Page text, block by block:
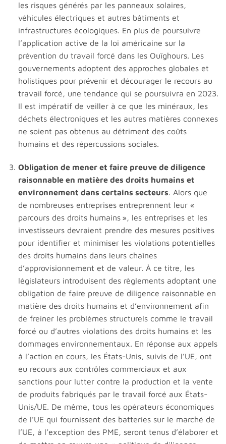
les risques générés par les panneaux solaires,
véhicules électriques et autres bâtiments et
infrastructures écologiques. En plus de poursuivre
l’application active de la loi américaine sur la
prévention du travail forcé dans les Ouïghours. Les
gouvernements adoptent des approches globales et
holistiques pour prévenir et décourager le recours au
travail forcé, une tendance qui se poursuivra en 2023.
Il est impératif de veiller à ce que les minéraux, les
déchets électroniques et les autres matières connexes
ne soient pas obtenus au détriment des coûts
humains et des répercussions sociales.
Obligation de mener et faire preuve de diligence
raisonnable en matière des droits humains et
environnement dans certains secteurs. Alors que
de nombreuses entreprises entreprennent leur «
parcours des droits humains », les entreprises et les
investisseurs devraient prendre des mesures positives
pour identifier et minimiser les violations potentielles
des droits humains dans leurs chaînes
d’approvisionnement et de valeur. À ce titre, les
législateurs introduisent des règlements adoptant une
obligation de faire preuve de diligence raisonnable en
matière des droits humains et d’environnement afin
de freiner les problèmes structurels comme le travail
forcé ou d’autres violations des droits humains et les
dommages environnementaux. En réponse aux appels
à l’action en cours, les États-Unis, suivis de l’UE, ont
eu recours aux contrôles commerciaux et aux
sanctions pour lutter contre la production et la vente
de produits fabriqués par le travail forcé aux États-
Unis/UE. De même, tous les opérateurs économiques
de l’UE qui fournissent des batteries sur le marché de
l’UE, à l’exception des PME, seront tenus d’élaborer et